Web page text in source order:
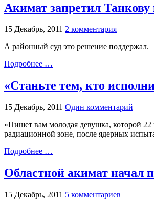
Акимат запретил
15 Декабрь, 2011 2 комментария
А районный суд это решение поддержал.
Подробнее …
«Станьте тем, кто
15 Декабрь, 2011 Один комментарий
«Пишет вам молодая девушка, которой
радиационной зоне, после ядерных
Подробнее …
Областной акимат начал
15 Декабрь, 2011 5 комментариев